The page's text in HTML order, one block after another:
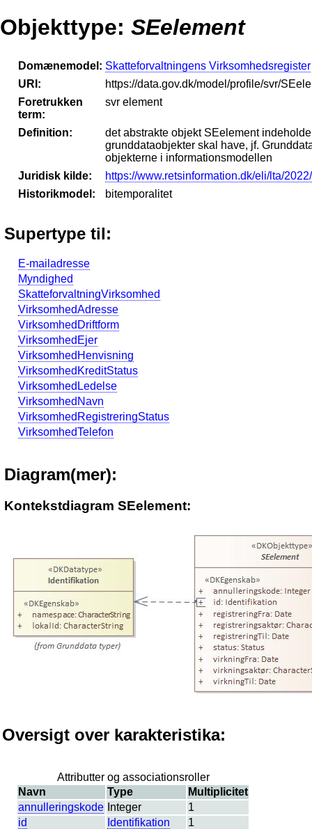
Objekttype: SEelement
Domænemodel: Skatteforvaltningens Virksomhedsregister
URI:
https://data.gov.dk/model/profile/svr/
Foretrukken
term:
svr element
Definition:
det abstrakte objekt SEelement
grunddataobjekter skal have, jf.
objekterne i informationsmodellen
Juridisk kilde:
https://www.retsinformation.dk/eli/lta/
Historikmodel:
bitemporalitet
Supertype til:
E-mailadresse
Myndighed
SkatteforvaltningVirksomhed
VirksomhedAdresse
VirksomhedDriftform
VirksomhedEjer
VirksomhedHenvisning
VirksomhedKreditStatus
VirksomhedLedelse
VirksomhedNavn
VirksomhedRegistreringStatus
VirksomhedTelefon
Diagram(mer):
Kontekstdiagram SEelement:
Oversigt over karakteristika:
Attributter og associationsroller
Navn
Type
Multiplicitet
annulleringskode Integer
1
id
Identifikation
1